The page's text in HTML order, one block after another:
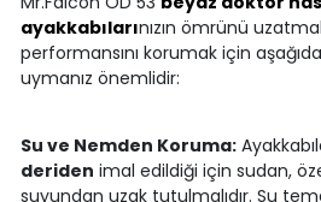
ayakkabılarınızın ömrünü
performansını korumak için
uymanız önemlidir:
Su ve Nemden Koruma:
deriden imal edildiği için sudan,
suyundan uzak tutulmalıdır. Su